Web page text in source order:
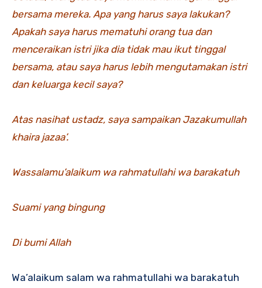
bersama mereka. Apa yang harus saya lakukan?
Apakah saya harus mematuhi orang tua dan
menceraikan istri jika dia tidak mau ikut tinggal
bersama, atau saya harus lebih mengutamakan istri
dan keluarga kecil saya?
Atas nasihat ustadz, saya sampaikan Jazakumullah
khaira jazaa’.
Wassalamu’alaikum wa rahmatullahi wa barakatuh
Suami yang bingung
Di bumi Allah
Wa’alaikum salam wa rahmatullahi wa barakatuh